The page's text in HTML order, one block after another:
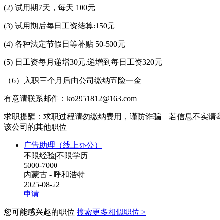
(2) 试用期7天，每天 100元
(3) 试用期后每日工资结算:150元
(4) 各种法定节假日等补贴 50-500元
(5) 日工资每月递增30元.递增到每日工资320元
（6）入职三个月后由公司缴纳五险一金
有意请联系邮件：ko2951812@163.com
求职提醒：求职过程请勿缴纳费用，谨防诈骗！若信息不实请
该公司的其他职位
广告助理（线上办公）
不限经验|不限学历
5000-7000
内蒙古 - 呼和浩特
2025-08-22
申请
您可能感兴趣的职位 搜索更多相似职位 >